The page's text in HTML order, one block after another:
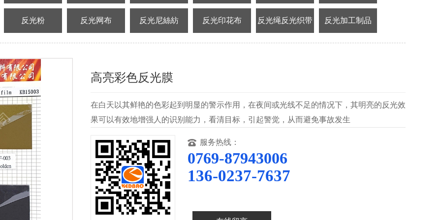
反光粉 反光网布 反光尼絲紡 反光印花布 反光绳反光织带 反光加工制品
高亮彩色反光膜
在白天以其鲜艳的色彩起到明显的警示作用，在夜间或光线不足的情况下，其明亮的反光效
果可以有效地增强人的识别能力，看清目标，引起警觉，从而避免事故发生
服务热线：
0769-87943006
136-0237-7637